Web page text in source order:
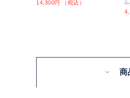
14,300円 （税込）
商